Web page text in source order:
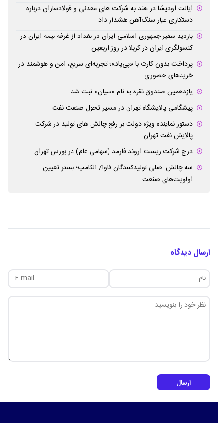
ایالت اودیشا در هند به شرکت های معدنی و فولادسازان درباره
دستکاری عیار سنگ‌آهن هشدار داد
بازدید سفیر جمهوری اسلامی ایران در بغداد از غرفه بیمه ایران در
کنسولگری ایران در کربلا در روز اربعین
پرداخت بدون کارت با «پی‌پاد»؛ تجربه‌ای سریع، امن و هوشمند در
خریدهای حضوری
یازدهمین صندوق نقره به نام «سیان» ثبت شد
پیشگامی پالایشگاه تهران در مسیر تحول صنعت نفت
دستور نماینده ویژه دولت بر رفع چالش های تولید در شرکت
پالایش نفت تهران
درج شرکت زیست اروند فارمد (سهامی عام) در بورس تهران
سه چالش اصلی تولیدکنندگان فاوا/ الکامپ؛ بستر تعیین
اولویت‌های صنعت
ارسال دیدگاه
ارسال